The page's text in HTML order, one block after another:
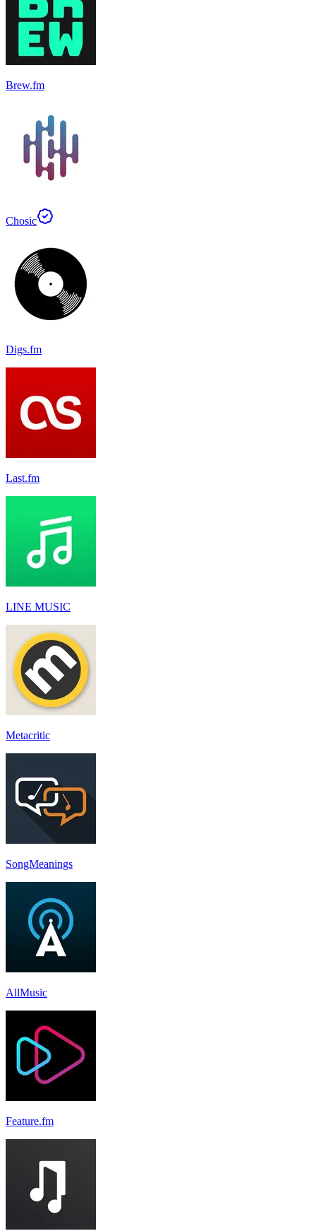
Brew.fm
Chosic
Digs.fm
Last.fm
LINE MUSIC
Metacritic
SongMeanings
AllMusic
Feature.fm